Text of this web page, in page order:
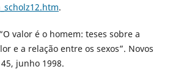
.
valor é o homem: teses sobre a
e a relação entre os sexos”. Novos
45, junho 1998.